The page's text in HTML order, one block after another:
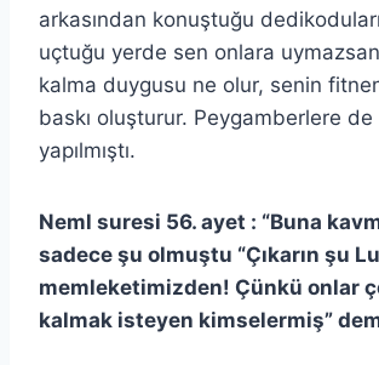
arkasından konuştuğu
uçtuğu yerde sen onlara
kalma duygusu ne olur, senin
baskı oluşturur. Peygamberlere de
yapılmıştı.
Neml suresi 56. ayet : “Buna
sadece şu olmuştu “Çıkarın şu
memleketimizden! Çünkü onlar
kalmak isteyen kimselermiş”